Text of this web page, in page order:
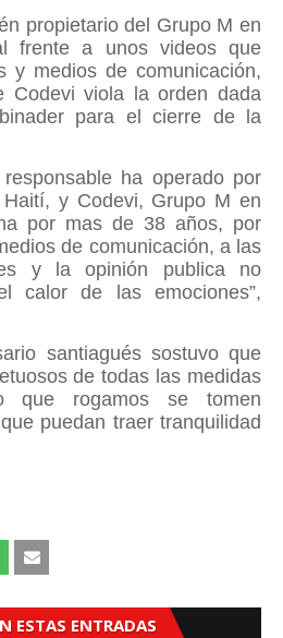
propietario del Grupo M en
frente a unos videos que
y medios de comunicación,
Codevi viola la orden dada
para el cierre de la
ha operado por
y Codevi, Grupo M en
por mas de 38 años, por
de comunicación, a las
y la opinión publica no
calor de las emociones”,
santiagués sostuvo que
de todas las medidas
que rogamos se tomen
puedan traer tranquilidad
ESTAS ENTRADAS